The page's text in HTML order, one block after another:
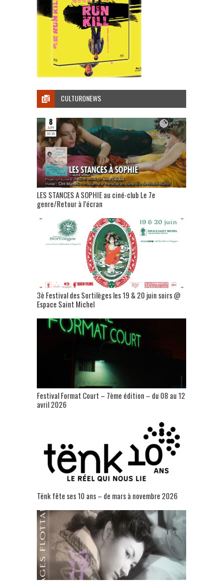
CULTURONEWS
LES STANCES A SOPHIE au ciné-club Le 7e
genre/Retour à l’écran
3è Festival des Sortilèges les 19 & 20 juin soirs @
Espace Saint Michel
Festival Format Court – 7ème édition – du 08 au 12
avril 2026
Tënk fête ses 10 ans – de mars à novembre 2026